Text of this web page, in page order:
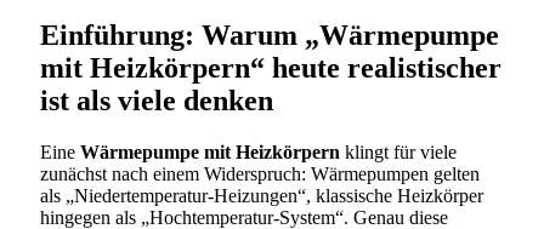
Einführung: Warum „Wärmepumpe
mit Heizkörpern“ heute realistischer
ist als viele denken
Eine Wärmepumpe mit Heizkörpern klingt für viele
zunächst nach einem Widerspruch: Wärmepumpen gelten
als „Niedertemperatur-Heizungen“, klassische Heizkörper
hingegen als „Hochtemperatur-System“. Genau diese